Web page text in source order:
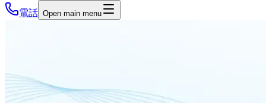
電話 Open main menu